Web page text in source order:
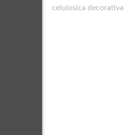
celulosica